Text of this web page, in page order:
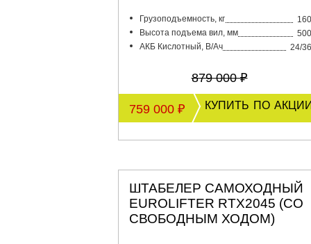
Грузоподъемность, кг
Высота подъема вил, мм
АКБ Кислотный, В/Ач
24/
879 000 ₽
759 000 ₽ купить по
ШТАБЕЛЕР САМОХОДНЫЙ
EUROLIFTER RTX2045 (СО
СВОБОДНЫМ ХОДОМ)